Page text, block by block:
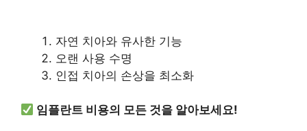
자연 치아와 유사한 기능
오랜 사용 수명
인접 치아의 손상을 최소화
임플란트 비용의 모든 것을 알아보세요!